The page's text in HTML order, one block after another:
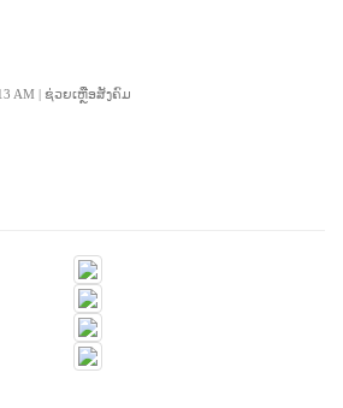
AM | ຊ່ວຍເຫຼືອສັງຄົມ